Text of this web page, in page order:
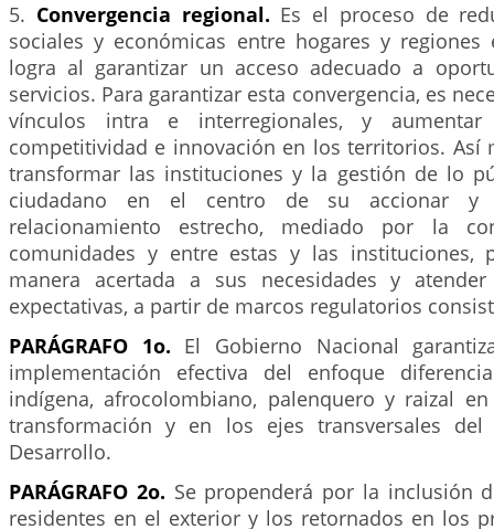
5. Convergencia regional. Es el proceso de
sociales y económicas entre hogares y
logra al garantizar un acceso adecuado a
servicios. Para garantizar esta convergencia, es
vínculos intra e interregionales, y aumentar
competitividad e innovación en los territorios. Así
transformar las instituciones y la gestión de lo
ciudadano en el centro de su accionar y
relacionamiento estrecho, mediado por la
comunidades y entre estas y las instituciones,
manera acertada a sus necesidades y
expectativas, a partir de marcos regulatorios
PARÁGRAFO 1o. El Gobierno Nacional
implementación efectiva del enfoque
indígena, afrocolombiano, palenquero y raizal
transformación y en los ejes transversales
Desarrollo.
PARÁGRAFO 2o. Se propenderá por la inclusión
residentes en el exterior y los retornados en los